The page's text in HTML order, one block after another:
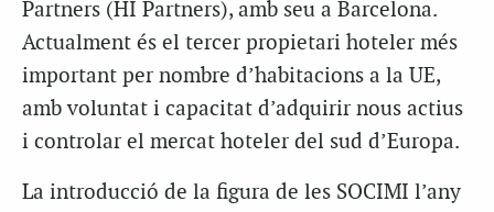
Partners (HI Partners), amb seu a Barcelona.
Actualment és el tercer propietari hoteler més
important per nombre d’habitacions a la UE,
amb voluntat i capacitat d’adquirir nous actius
i controlar el mercat hoteler del sud d’Europa.
La introducció de la figura de les SOCIMI l’any